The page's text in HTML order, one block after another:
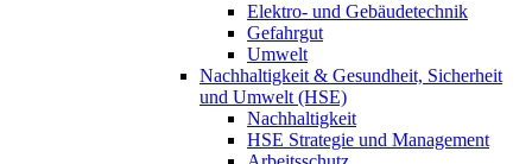
Elektro- und Gebäudetechnik
Gefahrgut
Umwelt
Nachhaltigkeit & Gesundheit, Sicherheit
und Umwelt (HSE)
Nachhaltigkeit
HSE Strategie und Management